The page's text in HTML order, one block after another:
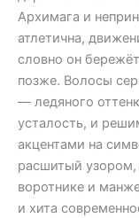
Архимага и
атлетична,
словно он
позже. Волосы
— ледяного
усталость, и
акцентами на
расшитый
воротнике и
и хита